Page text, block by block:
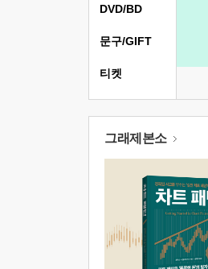
DVD/BD
문구/GIFT
티켓
그래제본소